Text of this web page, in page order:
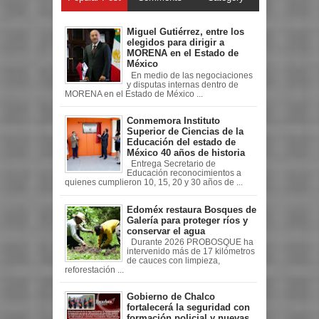
Miguel Gutiérrez, entre los
elegidos para dirigir a
MORENA en el Estado de
México
En medio de las negociaciones
y disputas internas dentro de
MORENA en el Estado de México ...
Conmemora Instituto
Superior de Ciencias de la
Educación del estado de
México 40 años de historia
Entrega Secretario de
Educación reconocimientos a
quienes cumplieron 10, 15, 20 y 30 años de ...
Edoméx restaura Bosques de
Galería para proteger ríos y
conservar el agua
Durante 2026 PROBOSQUE ha
intervenido más de 17 kilómetros
de cauces con limpieza,
reforestación ...
Gobierno de Chalco
fortalecerá la seguridad con